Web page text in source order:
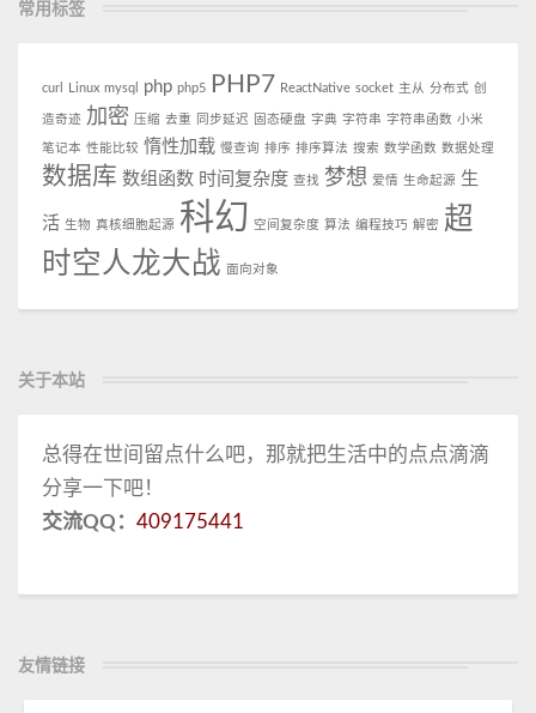
常用标签
curl Linux mysql php php5 PHP7 ReactNative socket 主从 分布式 创
造奇迹 加密 压缩 去重 同步延迟 固态硬盘 字典 字符串 字符串函数 小米
笔记本 性能比较 惰性加载 慢查询 排序 排序算法 搜索 数学函数 数据处理
数据库 数组函数 时间复杂度 查找 梦想 爱情 生命起源 生
活 生物 真核细胞起源 科幻 空间复杂度 算法 编程技巧 解密 超
时空人龙大战 面向对象
关于本站
总得在世间留点什么吧，那就把生活中的点点滴滴
分享一下吧！
交流QQ： 409175441
友情链接